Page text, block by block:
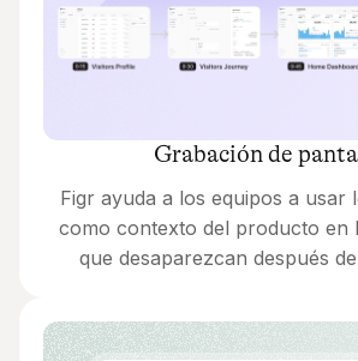
Grabación de
Figr ayuda a los equipos a usar
como contexto del producto en
que desaparezcan después